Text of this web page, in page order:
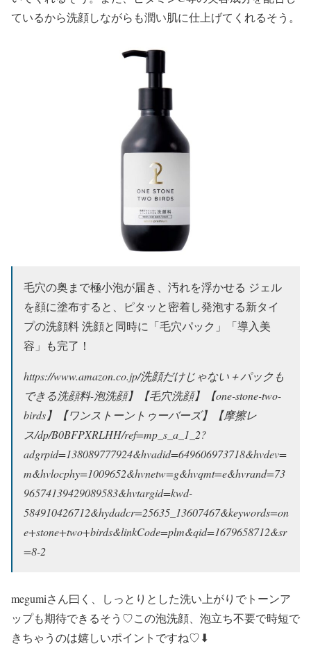
ているから洗顔しながらも潤い肌に仕上げてくれるそう。
毛穴の奥まで極小泡が届き、汚れを浮かせる ジェル
を顔に塗布すると、ピタッと密着し発泡する新タイ
プの洗顔料 洗顔と同時に「毛穴パック」「導入美
容」も完了！
https://www.amazon.co.jp/洗顔だけじゃない＋パックも
できる洗顔料-泡洗顔】【毛穴洗顔】【one-stone-two-
birds】【ワンストーントゥーバーズ】【摩擦レ
ス/dp/B0BFPXRLHH/ref=mp_s_a_1_2?
adgrpid=138089777924&hvadid=649606973718&hvdev=
m&hvlocphy=1009652&hvnetw=g&hvqmt=e&hvrand=73
96574139429089583&hvtargid=kwd-
584910426712&hydadcr=25635_13607467&keywords=on
e+stone+two+birds&linkCode=plm&qid=1679658712&sr
=8-2
megumiさん曰く、しっとりとした洗い上がりでトーンア
ップも期待できるそう♡この泡洗顔、泡立ち不要で時短で
きちゃうのは嬉しいポイントですね♡⬇︎